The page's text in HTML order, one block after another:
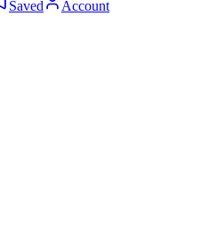
Saved Account